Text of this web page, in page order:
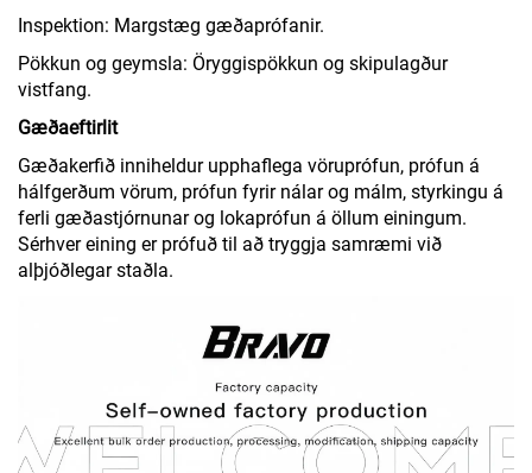
Inspektion: Margstæg gæðaprófanir.
Pökkun og geymsla: Öryggispökkun og skipulagður
vistfang.
Gæðaeftirlit
Gæðakerfið inniheldur upphaflega vöruprófun, prófun á
hálfgerðum vörum, prófun fyrir nálar og málm, styrkingu á
ferli gæðastjórnunar og lokaprófun á öllum einingum.
Sérhver eining er prófuð til að tryggja samræmi við
alþjóðlegar staðla.